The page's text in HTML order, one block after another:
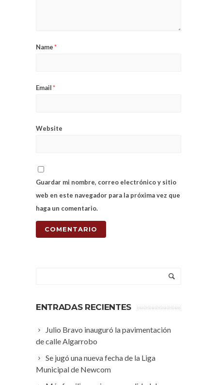
Name*
Email*
Website
Guardar mi nombre, correo electrónico y sitio
web en este navegador para la próxima vez que
haga un comentario.
ENTRADAS RECIENTES
Julio Bravo inauguró la pavimentación
de calle Algarrobo
Se jugó una nueva fecha de la Liga
Municipal de Newcom